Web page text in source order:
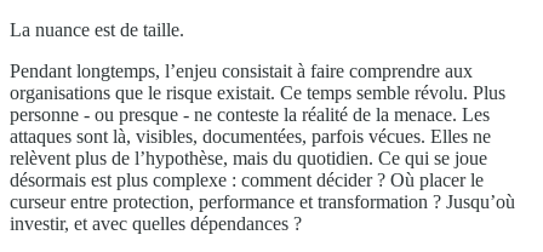
La nuance est de taille.
Pendant longtemps, l’enjeu consistait à faire comprendre aux
organisations que le risque existait. Ce temps semble révolu. Plus
personne - ou presque - ne conteste la réalité de la menace. Les
attaques sont là, visibles, documentées, parfois vécues. Elles ne
relèvent plus de l’hypothèse, mais du quotidien. Ce qui se joue
désormais est plus complexe : comment décider ? Où placer le
curseur entre protection, performance et transformation ? Jusqu’où
investir, et avec quelles dépendances ?